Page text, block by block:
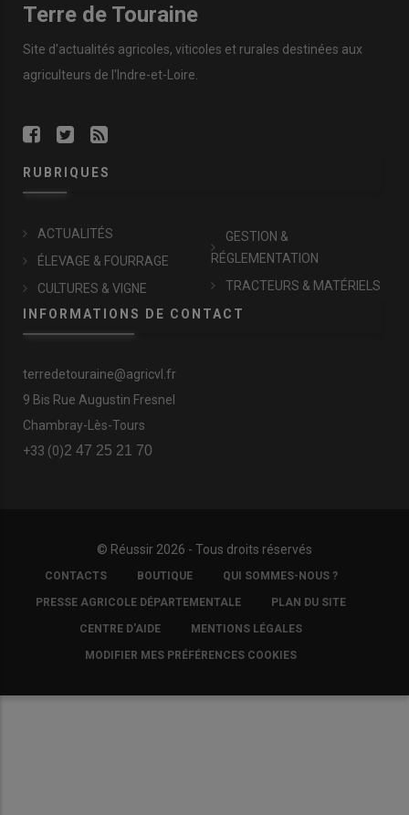
Terre de Touraine
Site d'actualités agricoles, viticoles et rurales destinées aux
agriculteurs de l'Indre-et-Loire.
RUBRIQUES
ACTUALITÉS
ÉLEVAGE & FOURRAGE
CULTURES & VIGNE
GESTION &
RÉGLEMENTATION
TRACTEURS & MATÉRIELS
INFORMATIONS DE CONTACT
terredetouraine@agricvl.fr
9 Bis Rue Augustin Fresnel
Chambray-Lès-Tours
+33 (0)2 47 25 21 70
© Réussir 2026 - Tous droits réservés
FOOTER
COPYRIGHT
CONTACTS BOUTIQUE QUI SOMMES-NOUS ?
PRESSE AGRICOLE DÉPARTEMENTALE PLAN DU SITE
CENTRE D'AIDE MENTIONS LÉGALES
MODIFIER MES PRÉFÉRENCES COOKIES